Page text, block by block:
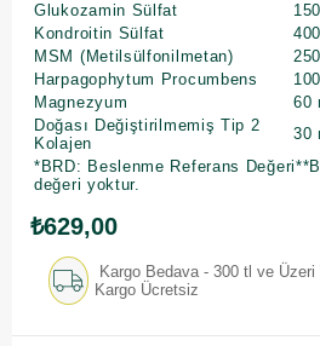
Glukozamin Sülfat
Kondroitin Sülfat
MSM (Metilsülfonilmetan)
Harpagophytum Procumbens
Magnezyum
60
Doğası Değiştirilmemiş Tip 2
Kolajen
30
*BRD: Beslenme Referans
değeri yoktur.
₺629,00
Kargo Bedava - 300 tl ve
Kargo Ücretsiz